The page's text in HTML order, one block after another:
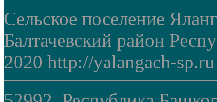
Сельское поселение
Балтачевский район
2020 http://yalangach-sp.ru